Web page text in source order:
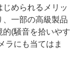
められるメリッ
、一部の高級製品
的(騒音を拾いやす
ラにも当てはま